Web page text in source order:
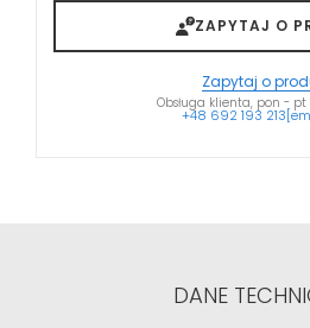
ZAPYTAJ O
Zapytaj o
Obsługa klienta, pon - pt
+48 692 193 213
DANE